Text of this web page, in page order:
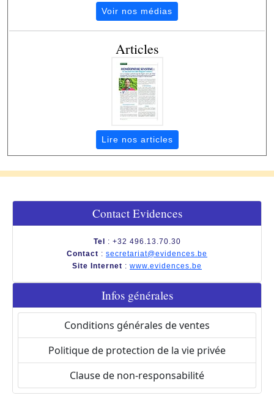
Voir nos médias
Articles
Lire nos articles
Contact Evidences
Tel
: +32 496.13.70.30
Contact : secretariat@evidences.be
Site Internet : www.evidences.be
Infos générales
Conditions générales de ventes
Politique de protection de la vie privée
Clause de non-responsabilité